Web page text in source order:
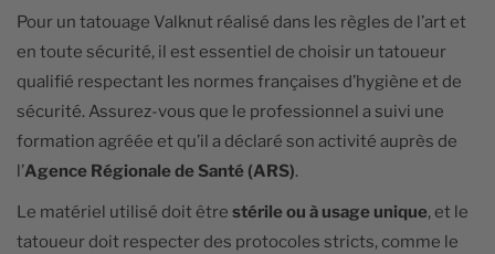
Pour un tatouage Valknut réalisé dans les règles de l’art et
en toute sécurité, il est essentiel de choisir un tatoueur
qualifié respectant les normes françaises d’hygiène et de
sécurité. Assurez-vous que le professionnel a suivi une
formation agréée et qu’il a déclaré son activité auprès de
l’Agence Régionale de Santé (ARS).
Le matériel utilisé doit être stérile ou à usage unique, et le
tatoueur doit respecter des protocoles stricts, comme le